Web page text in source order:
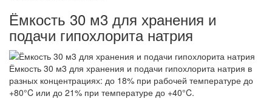
Ёмкость 30 м3 для хранения и
подачи гипохлорита натрия
Ёмкость 30 м3 для хранения и подачи гипохлорита натрия в
разных концентрациях: до 18% при рабочей температуре до
+80°C или до 21% при температуре до +40°C.